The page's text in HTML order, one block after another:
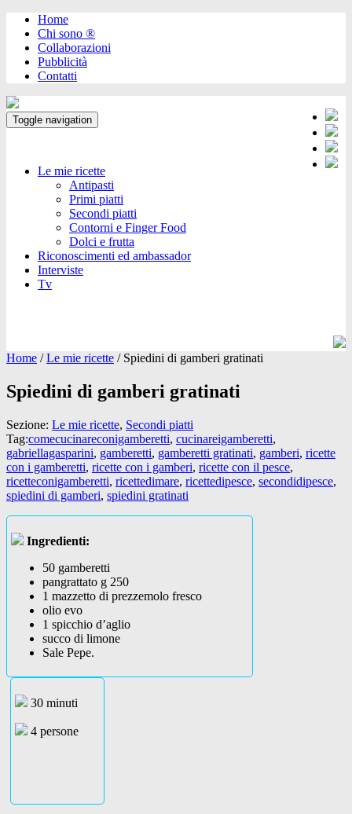
Home
Chi sono ®️
Collaborazioni
Pubblicità
Contatti
Toggle navigation
Le mie ricette
Antipasti
Primi piatti
Secondi piatti
Contorni e Finger Food
Dolci e frutta
Riconoscimenti ed ambassador
Interviste
Tv
Home /Le mie ricette / Spiedini di gamberi gratinati
Spiedini di gamberi gratinati
Sezione: Le mie ricette, Secondi piatti
Tag:comecucinareconigamberetti, cucinareigamberetti,
gabriellagasparini, gamberetti, gamberetti gratinati, gamberi, ricette
con i gamberetti, ricette con i gamberi, ricette con il pesce,
ricetteconigamberetti, ricettedimare, ricettedipesce, secondidipesce,
spiedini di gamberi, spiedini gratinati
Ingredienti:
50 gamberetti
pangrattato g 250
1 mazzetto di prezzemolo fresco
olio evo
1 spicchio d’aglio
succo di limone
Sale Pepe.
30 minuti
4 persone